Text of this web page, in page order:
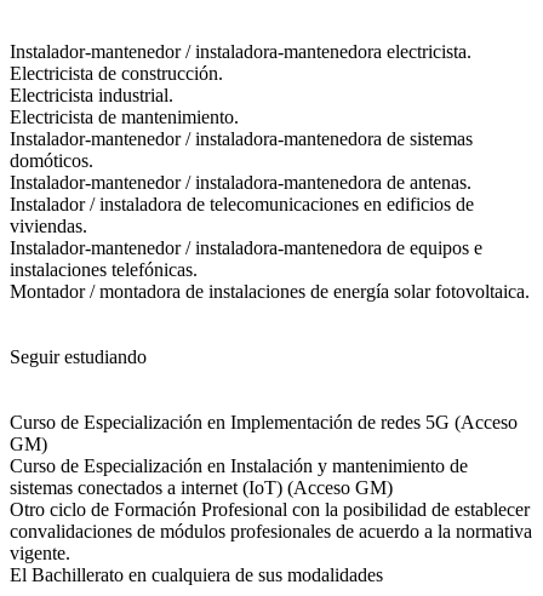
Instalador-mantenedor / instaladora-mantenedora electricista.
Electricista de construcción.
Electricista industrial.
Electricista de mantenimiento.
Instalador-mantenedor / instaladora-mantenedora de sistemas
domóticos.
Instalador-mantenedor / instaladora-mantenedora de antenas.
Instalador / instaladora de telecomunicaciones en edificios de
viviendas.
Instalador-mantenedor / instaladora-mantenedora de equipos e
instalaciones telefónicas.
Montador / montadora de instalaciones de energía solar fotovoltaica.
Seguir estudiando
Curso de Especialización en Implementación de redes 5G (Acceso
GM)
Curso de Especialización en Instalación y mantenimiento de
sistemas conectados a internet (IoT) (Acceso GM)
Otro ciclo de Formación Profesional con la posibilidad de establecer
convalidaciones de módulos profesionales de acuerdo a la normativa
vigente.
El Bachillerato en cualquiera de sus modalidades